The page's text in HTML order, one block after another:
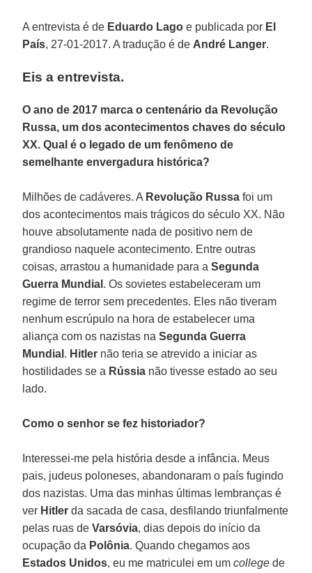
A entrevista é de Eduardo Lago e publicada por El
País, 27-01-2017. A tradução é de André Langer.
Eis a entrevista.
O ano de 2017 marca o centenário da Revolução
Russa, um dos acontecimentos chaves do século
XX. Qual é o legado de um fenômeno de
semelhante envergadura histórica?
Milhões de cadáveres. A Revolução Russa foi um
dos acontecimentos mais trágicos do século XX. Não
houve absolutamente nada de positivo nem de
grandioso naquele acontecimento. Entre outras
coisas, arrastou a humanidade para aSegunda
Guerra Mundial . Os sovietes estabeleceram um
regime de terror sem precedentes. Eles não tiveram
nenhum escrúpulo na hora de estabelecer uma
aliança com os nazistas naSegunda Guerra
Mundial . Hitler não teria se atrevido a iniciar as
hostilidades se a Rússia não tivesse estado ao seu
lado.
Como o senhor se fez historiador?
Interessei-me pela história desde a infância. Meus
pais, judeus poloneses, abandonaram o país fugindo
dos nazistas. Uma das minhas últimas lembranças é
ver Hitler da sacada de casa, desfilando triunfalmente
pelas ruas deVarsóvia, dias depois do início da
ocupação da Polônia. Quando chegamos aos
Estados Unidos, eu me matriculei em umcollege de